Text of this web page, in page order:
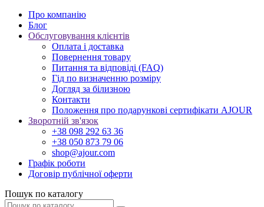
Про компанію
Блог
Обслуговування клієнтів
Оплата і доставка
Повернення товару
Питання та відповіді (FAQ)
Гід по визначенню розміру
Догляд за білизною
Контакти
Положення про подарункові сертифікати AJOUR
Зворотній зв'язок
+38 098 292 63 36
+38 050 873 79 06
shop@ajour.com
Графік роботи
Договір публічної оферти
Пошук по каталогу